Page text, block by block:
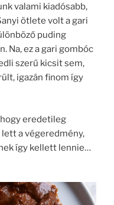
valami kiadósabb,
ötlete volt a gari
puding
Na, ez a gari gombóc
szerű kicsit sem,
igazán finom így
eredetileg
a végeredmény,
így kellett lennie…